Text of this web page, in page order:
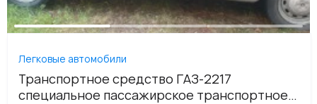
Легковые автомобили
Транспортное средство ГАЗ-2217
специальное пассажирское транспортное